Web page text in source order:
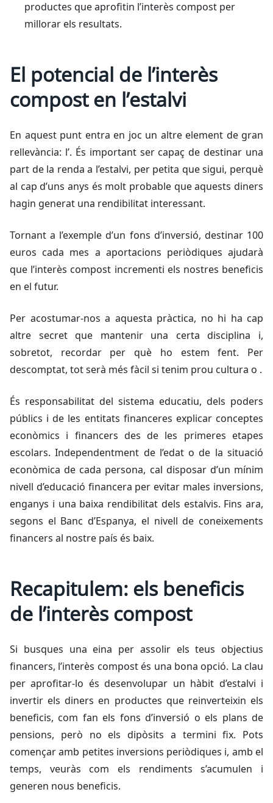
productes que aprofitin l’interès compost per
millorar els resultats.
El potencial de l’interès
compost en l’estalvi
En aquest punt entra en joc un altre element de gran
rellevància: l’. És important ser capaç de destinar una
part de la renda a l’estalvi, per petita que sigui, perquè
al cap d’uns anys és molt probable que aquests diners
hagin generat una rendibilitat interessant.
Tornant a l’exemple d’un fons d’inversió, destinar 100
euros cada mes a aportacions periòdiques ajudarà
que l’interès compost incrementi els nostres beneficis
en el futur.
Per acostumar-nos a aquesta pràctica, no hi ha cap
altre secret que mantenir una certa disciplina i,
sobretot, recordar per què ho estem fent. Per
descomptat, tot serà més fàcil si tenim prou cultura o .
És responsabilitat del sistema educatiu, dels poders
públics i de les entitats financeres explicar conceptes
econòmics i financers des de les primeres etapes
escolars. Independentment de l’edat o de la situació
econòmica de cada persona, cal disposar d’un mínim
nivell d’educació financera per evitar males inversions,
enganys i una baixa rendibilitat dels estalvis. Fins ara,
segons el Banc d’Espanya, el nivell de coneixements
financers al nostre país és baix.
Recapitulem: els beneficis
de l’interès compost
Si busques una eina per assolir els teus objectius
financers, l’interès compost és una bona opció. La clau
per aprofitar-lo és desenvolupar un hàbit d’estalvi i
invertir els diners en productes que reinverteixin els
beneficis, com fan els fons d’inversió o els plans de
pensions, però no els dipòsits a termini fix. Pots
començar amb petites inversions periòdiques i, amb el
temps, veuràs com els rendiments s’acumulen i
generen nous beneficis.